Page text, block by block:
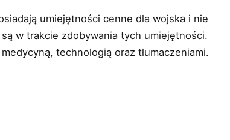
umiejętności cenne dla wojska i nie
w trakcie zdobywania tych umiejętności.
technologią oraz tłumaczeniami.